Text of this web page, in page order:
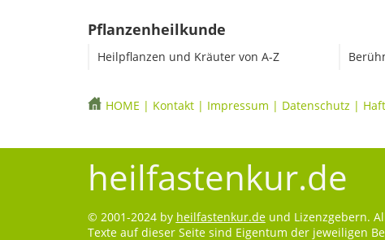
Pflanzenheilkunde
Heilpflanzen und Kräuter von A-Z
HOME | Kontakt| Impressum | Datenschutz |
heilfastenkur.de
© 2001-2024 by heilfastenkur.deund Lizenzgebern.
Texte auf dieser Seite sind Eigentum der jeweiligen